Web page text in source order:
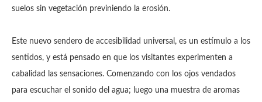
suelos sin vegetación previniendo la erosión.
Este nuevo sendero de accesibilidad universal, es un estímulo a los
sentidos, y está pensado en que los visitantes experimenten a
cabalidad las sensaciones. Comenzando con los ojos vendados
para escuchar el sonido del agua; luego una muestra de aromas